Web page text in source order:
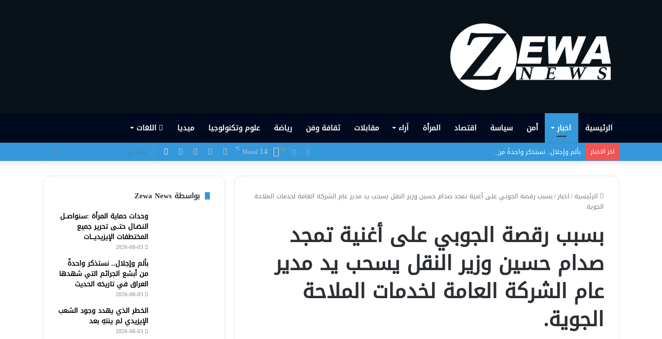
الرئيسية اخبار أمن سياسة اقتصاد المرأة اَراء مقابلات ثقافة وفن رياضة علوم وتكنولوجيا ميديا اللغات
اخر الاخبار بألم وإجلال.. نستذكر واحدةً من أبشع الجرائم التي شهدها العراق في تاريخه الحديث
الوضعانستقرام يوتيوب تويتر
فيسبوك Mosul 14
℃
الرئيسية/اخبار/بسبب رقصة الجوبي على أغنية تمجد صدام حسين وزير النقل يسحب يد مدير عام الشركة العامة لخدمات الملاحة
الجوية.
بسبب رقصة الجوبي على أغنية تمجد
صدام حسين وزير النقل يسحب يد مدير
عام الشركة العامة لخدمات الملاحة
الجوية.
بواسطة Zewa News
وحدات حماية المرأة :سنواصــل
النضـال حتــى تحرير جميع
المختطفات الإيزيديـــات
2026-08-03
بألم وإجلال.. نستذكر واحدةً
من أبشع الجرائم التي شهدها
العراق في تاريخه الحديث
2026-08-03
الخطر الذي يهدد وجود الشعب
الإيزيدي لم ينتهِ بعد
2026-08-03